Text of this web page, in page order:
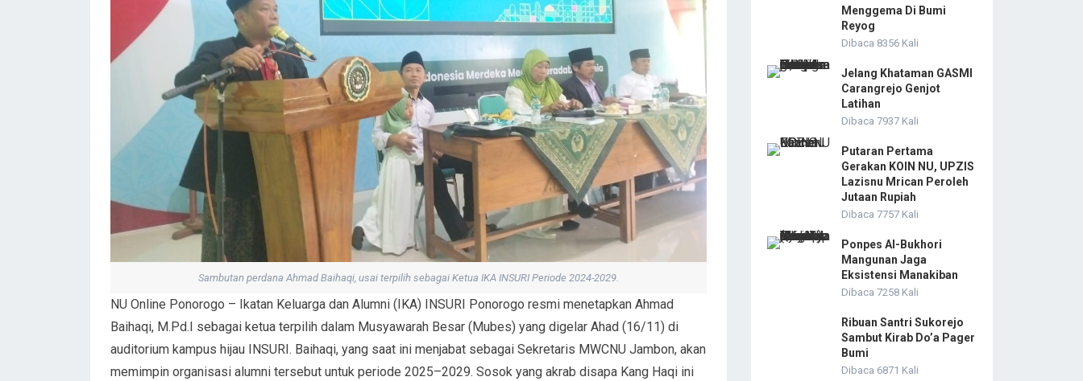
Sambutan perdana Ahmad Baihaqi, usai terpilih sebagai Ketua IKA INSURI Periode 2024-2029.
NU Online Ponorogo – Ikatan Keluarga dan Alumni (IKA) INSURI Ponorogo resmi menetapkan Ahmad
Baihaqi, M.Pd.I sebagai ketua terpilih dalam Musyawarah Besar (Mubes) yang digelar Ahad (16/11) di
auditorium kampus hijau INSURI. Baihaqi, yang saat ini menjabat sebagai Sekretaris MWCNU Jambon, akan
memimpin organisasi alumni tersebut untuk periode 2025–2029. Sosok yang akrab disapa Kang Haqi ini
Menggema Di Bumi
Reyog
Dibaca 8356 Kali
Jelang Khataman GASMI
Carangrejo Genjot
Latihan
Dibaca 7937 Kali
Putaran Pertama
Gerakan KOIN NU, UPZIS
Lazisnu Mrican Peroleh
Jutaan Rupiah
Dibaca 7757 Kali
Ponpes Al-Bukhori
Mangunan Jaga
Eksistensi Manakiban
Dibaca 7258 Kali
Ribuan Santri Sukorejo
Sambut Kirab Do’a Pager
Bumi
Dibaca 6871 Kali